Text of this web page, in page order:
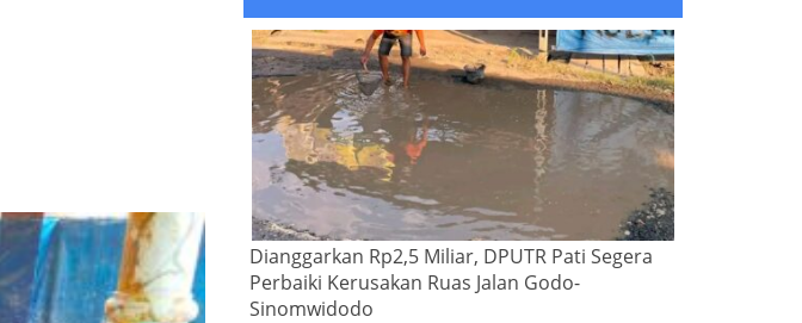
Dianggarkan Rp2,5 Miliar, DPUTR Pati Segera
Perbaiki Kerusakan Ruas Jalan Godo-
Sinomwidodo